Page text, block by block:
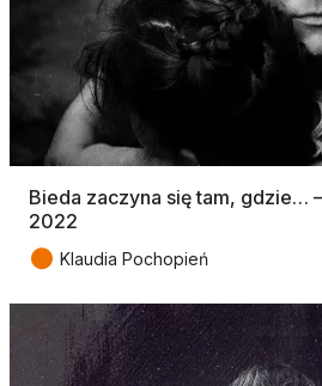
Bieda zaczyna się tam, gdzie…
2022
● Klaudia Pochopień